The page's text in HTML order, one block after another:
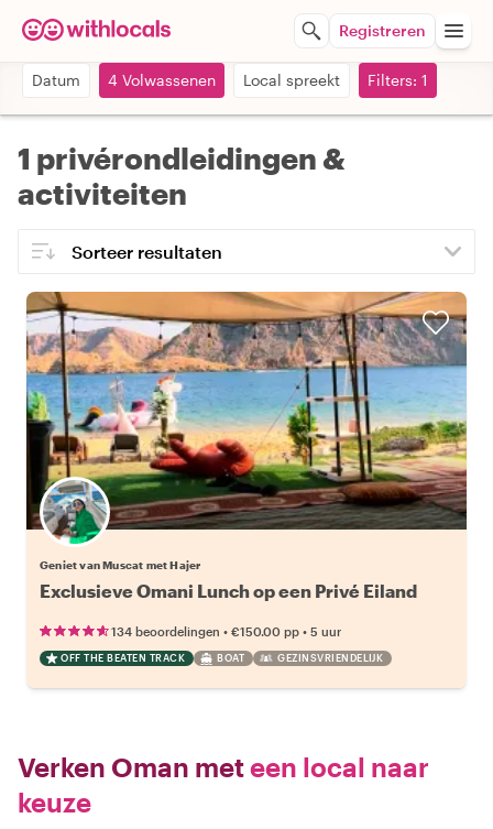
Registreren
Datum 4 Volwassenen Local spreekt Filters: 1
1 privérondleidingen &
activiteiten
Geniet van Muscat met Hajer
Exclusieve Omani Lunch op een Privé Eiland
134 beoordelingen • €150.00 pp • 5 uur
OFF THE BEATEN TRACK BOAT GEZINSVRIENDELIJK
Verken Oman meteen local naar
keuze